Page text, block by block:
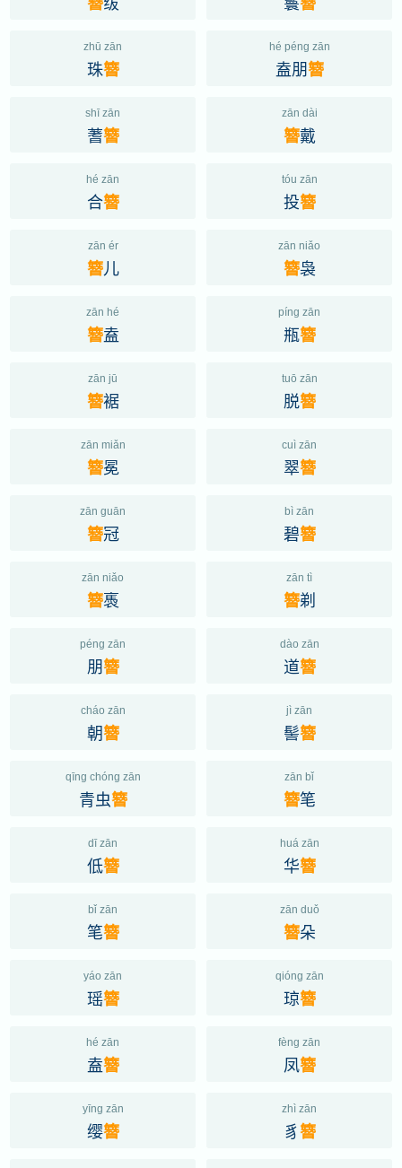
zhū zān
珠簪
hé péng zān
盍朋簪
shī zān
蓍簪
zān dài
簪戴
hé zān
合簪
tóu zān
投簪
zān ér
簪儿
zān niǎo
簪袅
zān hé
簪盍
píng zān
瓶簪
zān jū
簪裾
tuō zān
脱簪
zān miǎn
簪冕
cuì zān
翠簪
zān guān
簪冠
bì zān
碧簪
zān niǎo
簪褭
zān tì
簪剃
péng zān
朋簪
dào zān
道簪
cháo zān
朝簪
jì zān
髻簪
qīng chóng zān
青虫簪
zān bǐ
簪笔
dī zān
低簪
huá zān
华簪
bǐ zān
笔簪
zān duǒ
簪朵
yáo zān
瑶簪
qióng zān
琼簪
hé zān
盍簪
fèng zān
凤簪
yīng zān
缨簪
zhì zān
豸簪